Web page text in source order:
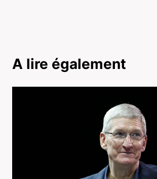
A lire également